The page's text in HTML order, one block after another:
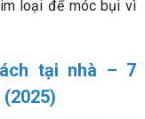
loại để móc bụi vì
tại nhà – 7